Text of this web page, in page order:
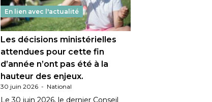
En lien avec l'actualité
Les décisions ministérielles
attendues pour cette fin
d’année n’ont pas été à la
hauteur des enjeux.
30 juin 2026 - National
Le 30 juin 2026, le dernier Conseil